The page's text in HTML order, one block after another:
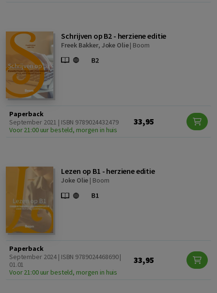
Schrijven op B2 - herziene editie
Freek Bakker, Joke Olie| Boom
Paperback
September 2021 | ISBN 9789024432479
Voor 21:00 uur besteld, morgen in huis
33,95
Lezen op B1 - herziene editie
Joke Olie | Boom
Paperback
September 2024 | ISBN 9789024468690 |
01.01
Voor 21:00 uur besteld, morgen in huis
33,95